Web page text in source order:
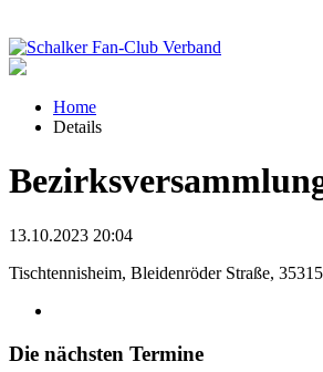
Home
Details
13.10.2023 20:04
Tischtennisheim, Bleidenröder Straße,
Die nächsten Termine